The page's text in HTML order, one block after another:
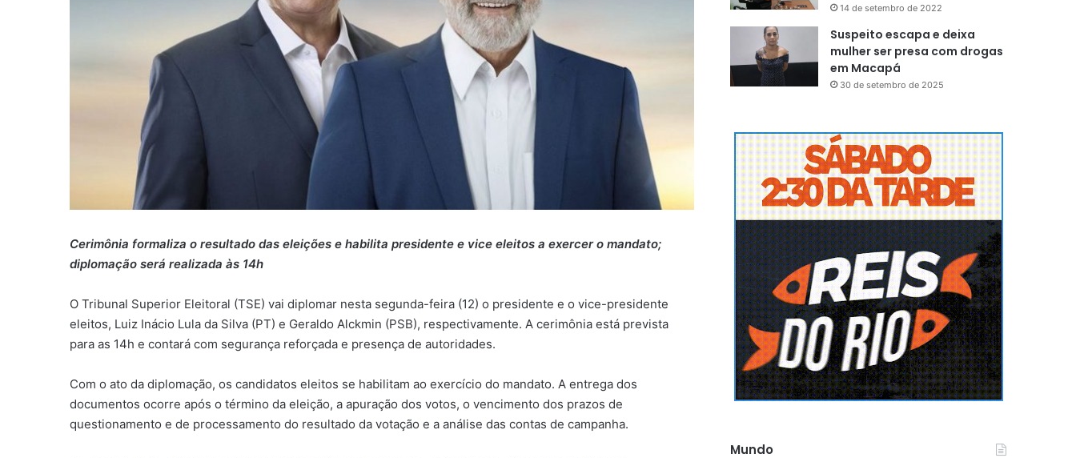
Cerimônia formaliza o resultado das eleições e habilita presidente e vice eleitos a exercer o mandato;
diplomação será realizada às 14h
O Tribunal Superior Eleitoral (TSE) vai diplomar nesta segunda-feira (12) o presidente e o vice-presidente
eleitos, Luiz Inácio Lula da Silva (PT) e Geraldo Alckmin (PSB), respectivamente. A cerimônia está prevista
para as 14h e contará com segurança reforçada e presença de autoridades.
Com o ato da diplomação, os candidatos eleitos se habilitam ao exercício do mandato. A entrega dos
documentos ocorre após o término da eleição, a apuração dos votos, o vencimento dos prazos de
questionamento e de processamento do resultado da votação e a análise das contas de campanha.
14 de setembro de 2022
Suspeito escapa e deixa
mulher ser presa com drogas
em Macapá
30 de setembro de 2025
Mundo